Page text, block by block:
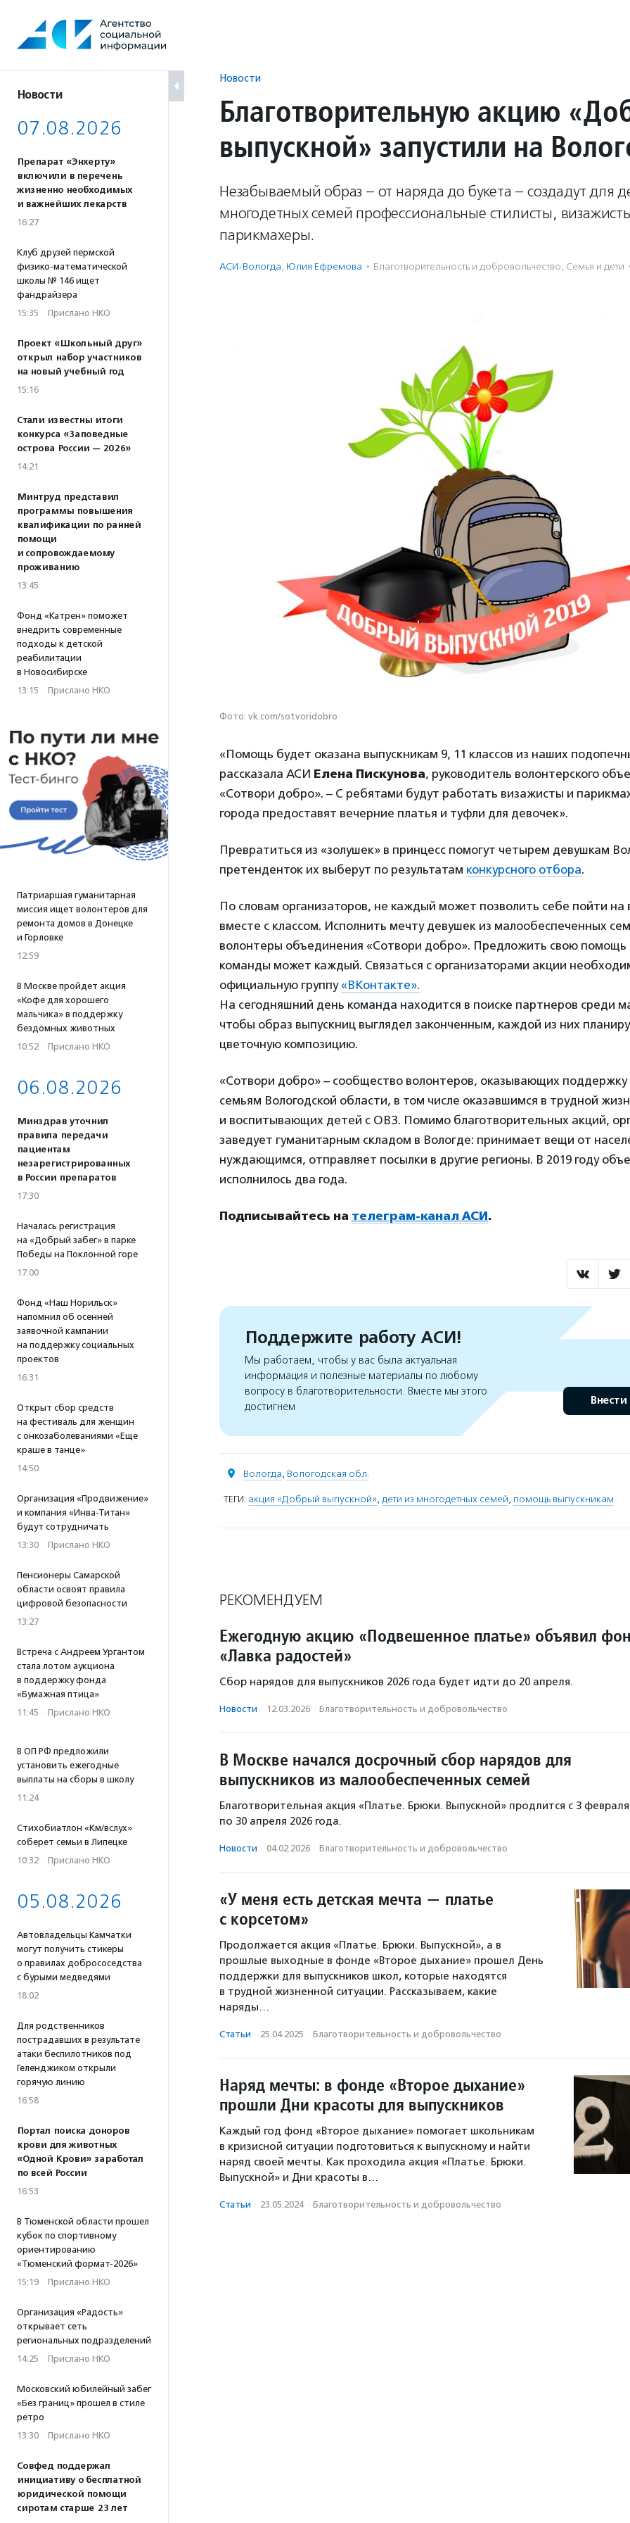
содержанию
Новости
07.08.2026
Препарат «Энхерту»
включили в перечень
жизненно необходимых
и важнейших лекарств
16:27
Клуб друзей пермской
физико-математической
школы № 146 ищет
фандрайзера
15:35 · Прислано НКО
Проект «Школьный друг»
открыл набор участников
на новый учебный год
15:16
Стали известны итоги
конкурса «Заповедные
острова России — 2026»
14:21
Минтруд представил
программы повышения
квалификации по ранней
помощи
и сопровождаемому
проживанию
13:45
Фонд «Катрен» поможет
внедрить современные
подходы к детской
реабилитации
в Новосибирске
13:15 · Прислано НКО
Патриаршая гуманитарная
миссия ищет волонтеров для
ремонта домов в Донецке
и Горловке
12:59
В Москве пройдет акция
«Кофе для хорошего
мальчика» в поддержку
бездомных животных
10:52 · Прислано НКО
06.08.2026
Минздрав уточнил
правила передачи
пациентам
незарегистрированных
в России препаратов
17:30
Началась регистрация
на «Добрый забег» в парке
Победы на Поклонной горе
17:00
Фонд «Наш Норильск»
напомнил об осенней
заявочной кампании
на поддержку социальных
проектов
16:31
Открыт сбор средств
на фестиваль для женщин
с онкозаболеваниями «Еще
краше в танце»
14:50
Организация «Продвижение»
и компания «Инва-Титан»
будут сотрудничать
13:30 · Прислано НКО
Пенсионеры Самарской
области освоят правила
цифровой безопасности
13:27
Встреча с Андреем Ургантом
стала лотом аукциона
в поддержку фонда
«Бумажная птица»
11:45 · Прислано НКО
В ОП РФ предложили
установить ежегодные
выплаты на сборы в школу
11:24
Стихобиатлон «Км/вслух»
соберет семьи в Липецке
10:32 · Прислано НКО
05.08.2026
Автовладельцы Камчатки
могут получить стикеры
о правилах добрососедства
с бурыми медведями
18:02
Для родственников
пострадавших в результате
атаки беспилотников под
Геленджиком открыли
горячую линию
16:58
Портал поиска доноров
крови для животных
«Одной Крови» заработал
по всей России
16:53
В Тюменской области прошел
кубок по спортивному
ориентированию
«Тюменский формат-2026»
15:19 · Прислано НКО
Организация «Радость»
открывает сеть
региональных подразделений
14:25 · Прислано НКО
Московский юбилейный забег
«Без границ» прошел в стиле
ретро
13:30 · Прислано НКО
Совфед поддержал
инициативу о бесплатной
юридической помощи
сиротам старше 23 лет
Новости
Благотворительную акцию
выпускной» запустили на
Незабываемый образ – от наряда до букета – создадут для
многодетных семей профессиональные стилисты,
парикмахеры.
АСИ-Вологда, Юлия Ефремова · Благотвори­тель­ность и доброволь­чест­во, Семья и дети
Фото: vk.com/sotvoridobro
«Помощь будет оказана выпускникам 9, 11 классов из наших
рассказала АСИ Елена Пискунова, руководитель волонтерского
«Сотвори добро». – С ребятами будут работать визажисты и
города предоставят вечерние платья и туфли для девочек».
Превратиться из «золушек» в принцесс помогут четырем девушкам
претенденток их выберут по результатам конкурсного отбора.
По словам организаторов, не каждый может позволить себе пойти на
вместе с классом. Исполнить мечту девушек из малообеспеченных
волонтеры объединения «Сотвори добро». Предложить свою помощь
команды может каждый. Связаться с организаторами акции
официальную группу «ВКонтакте».
На сегодняшний день команда находится в поиске партнеров среди
чтобы образ выпускниц выглядел законченным, каждой из них
цветочную композицию.
«Сотвори добро» – сообщество волонтеров, оказывающих
семьям Вологодской области, в том числе оказавшимся в трудной
и воспитывающих детей с ОВЗ. Помимо благотворительных акций,
заведует гуманитарным складом в Вологде: принимает вещи от
нуждающимся, отправляет посылки в другие регионы. В 2019 году
исполнилось два года.
Подписывайтесь на телеграм-канал АСИ.
Поддержите работу АСИ!
Мы работаем, чтобы у вас была актуальная
информация и полезные материалы по любому
вопросу в благотворительности. Вместе мы этого
достигнем
Внести
Вологда, Вологодская обл.
ТЕГИ: акция «Добрый выпускной», дети из многодетных семей, помощь выпускникам
РЕКОМЕНДУЕМ
Ежегодную акцию «Подвешенное платье» объявил
«Лавка радостей»
Сбор нарядов для выпускников 2026 года будет идти до 20 апреля.
Новости · 12.03.2026 · Благотвори­тель­ность и доброволь­чест­во
В Москве начался досрочный сбор нарядов для
выпускников из малообеспеченных семей
Благотворительная акция «Платье. Брюки. Выпускной» продлится с 3 февраля
по 30 апреля 2026 года.
Новости · 04.02.2026 · Благотвори­тель­ность и доброволь­чест­во
«У меня есть детская мечта — платье
с корсетом»
Продолжается акция «Платье. Брюки. Выпускной», а в
прошлые выходные в фонде «Второе дыхание» прошел День
поддержки для выпускников школ, которые находятся
в трудной жизненной ситуации. Рассказываем, какие
наряды…
Статьи · 25.04.2025 · Благотвори­тель­ность и доброволь­чест­во
Наряд мечты: в фонде «Второе дыхание»
прошли Дни красоты для выпускников
Каждый год фонд «Второе дыхание» помогает школьникам
в кризисной ситуации подготовиться к выпускному и найти
наряд своей мечты. Как проходила акция «Платье. Брюки.
Выпускной» и Дни красоты в…
Статьи · 23.05.2024 · Благотвори­тель­ность и доброволь­чест­во